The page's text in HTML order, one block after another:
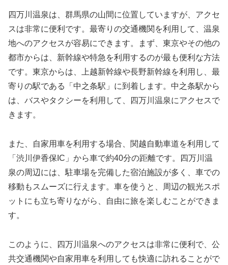
四万川温泉は、群馬県の山間に位置していますが、アクセ
スは非常に便利です。最寄りの交通機関を利用して、温泉
地へのアクセスが容易にできます。まず、東京やその他の
都市からは、新幹線や特急を利用するのが最も便利な方法
です。東京からは、上越新幹線や長野新幹線を利用し、最
寄りの駅である「中之条駅」に到着します。中之条駅から
は、バスやタクシーを利用して、四万川温泉にアクセスで
きます。
また、自家用車を利用する場合、関越自動車道を利用して
「渋川伊香保IC」から車で約40分の距離です。四万川温
泉の周辺には、駐車場を完備した宿泊施設が多く、車での
移動もスムーズに行えます。車を使うと、周辺の観光スポ
ットにも立ち寄りながら、自由に旅を楽しむことができま
す。
このように、四万川温泉へのアクセスは非常に便利で、公
共交通機関や自家用車を利用しても快適に訪れることがで